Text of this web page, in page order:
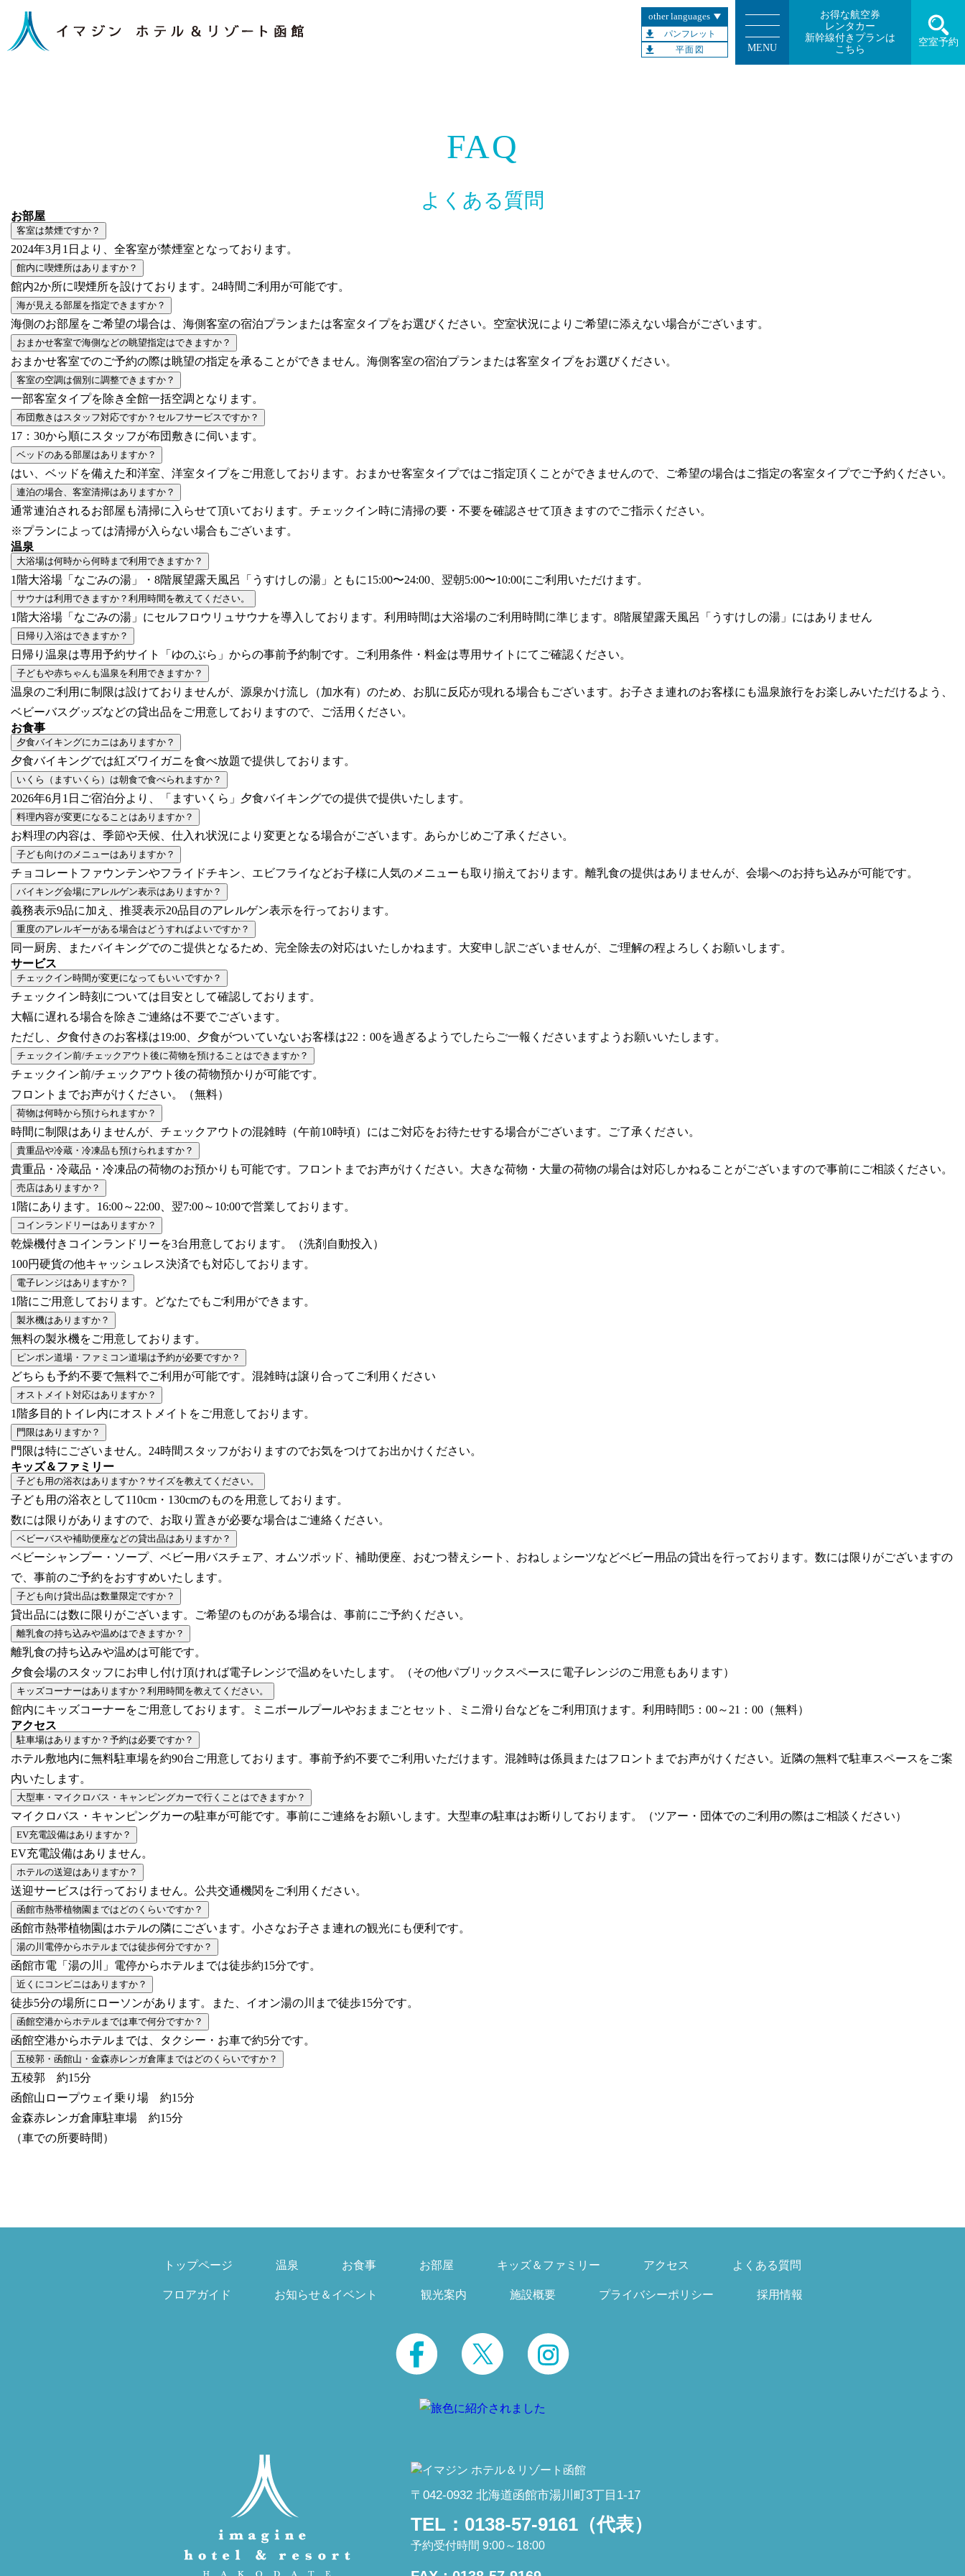
other languages
パンフレット
平面図
MENU
お得な航空券
レンタカー
新幹線付きプランは
こちら
空室予約
FAQ
よくある質問
お部屋
客室は禁煙ですか？
2024年3月1日より、全客室が禁煙室となっております。
館内に喫煙所はありますか？
館内2か所に喫煙所を設けております。24時間ご利用が可能です。
海が見える部屋を指定できますか？
海側のお部屋をご希望の場合は、海側客室の宿泊プランまたは客室タイプをお選びください。空室状況によりご希望に添えない場合がございます。
おまかせ客室で海側などの眺望指定はできますか？
おまかせ客室でのご予約の際は眺望の指定を承ることができません。海側客室の宿泊プランまたは客室タイプをお選びください。
客室の空調は個別に調整できますか？
一部客室タイプを除き全館一括空調となります。
布団敷きはスタッフ対応ですか？セルフサービスですか？
17：30から順にスタッフが布団敷きに伺います。
ベッドのある部屋はありますか？
はい、ベッドを備えた和洋室、洋室タイプをご用意しております。おまかせ客室タイプではご指定頂くことができませんので、ご希望の場合はご指定の客室タイプでご予約ください。
連泊の場合、客室清掃はありますか？
通常連泊されるお部屋も清掃に入らせて頂いております。チェックイン時に清掃の要・不要を確認させて頂きますのでご指示ください。
※プランによっては清掃が入らない場合もございます。
温泉
大浴場は何時から何時まで利用できますか？
1階大浴場「なごみの湯」・8階展望露天風呂「うすけしの湯」ともに15:00〜24:00、翌朝5:00〜10:00にご利用いただけます。
サウナは利用できますか？利用時間を教えてください。
1階大浴場「なごみの湯」にセルフロウリュサウナを導入しております。利用時間は大浴場のご利用時間に準じます。8階展望露天風呂「うすけしの湯」にはありません
日帰り入浴はできますか？
日帰り温泉は専用予約サイト「ゆのぶら」からの事前予約制です。ご利用条件・料金は専用サイトにてご確認ください。
子どもや赤ちゃんも温泉を利用できますか？
温泉のご利用に制限は設けておりませんが、源泉かけ流し（加水有）のため、お肌に反応が現れる場合もございます。お子さま連れのお客様にも温泉旅行をお楽しみいただけるよう、
ベビーバスグッズなどの貸出品をご用意しておりますので、ご活用ください。
お食事
夕食バイキングにカニはありますか？
夕食バイキングでは紅ズワイガニを食べ放題で提供しております。
いくら（ますいくら）は朝食で食べられますか？
2026年6月1日ご宿泊分より、「ますいくら」夕食バイキングでの提供で提供いたします。
料理内容が変更になることはありますか？
お料理の内容は、季節や天候、仕入れ状況により変更となる場合がございます。あらかじめご了承ください。
子ども向けのメニューはありますか？
チョコレートファウンテンやフライドチキン、エビフライなどお子様に人気のメニューも取り揃えております。離乳食の提供はありませんが、会場へのお持ち込みが可能です。
バイキング会場にアレルゲン表示はありますか？
義務表示9品に加え、推奨表示20品目のアレルゲン表示を行っております。
重度のアレルギーがある場合はどうすればよいですか？
同一厨房、またバイキングでのご提供となるため、完全除去の対応はいたしかねます。大変申し訳ございませんが、ご理解の程よろしくお願いします。
サービス
チェックイン時間が変更になってもいいですか？
チェックイン時刻については目安として確認しております。
大幅に遅れる場合を除きご連絡は不要でございます。
ただし、夕食付きのお客様は19:00、夕食がついていないお客様は22：00を過ぎるようでしたらご一報くださいますようお願いいたします。
チェックイン前/チェックアウト後に荷物を預けることはできますか？
チェックイン前/チェックアウト後の荷物預かりが可能です。
フロントまでお声がけください。（無料）
荷物は何時から預けられますか？
時間に制限はありませんが、チェックアウトの混雑時（午前10時頃）にはご対応をお待たせする場合がございます。ご了承ください。
貴重品や冷蔵・冷凍品も預けられますか？
貴重品・冷蔵品・冷凍品の荷物のお預かりも可能です。フロントまでお声がけください。大きな荷物・大量の荷物の場合は対応しかねることがございますので事前にご相談ください。
売店はありますか？
1階にあります。16:00～22:00、翌7:00～10:00で営業しております。
コインランドリーはありますか？
乾燥機付きコインランドリーを3台用意しております。（洗剤自動投入）
100円硬貨の他キャッシュレス決済でも対応しております。
電子レンジはありますか？
1階にご用意しております。どなたでもご利用ができます。
製氷機はありますか？
無料の製氷機をご用意しております。
ピンポン道場・ファミコン道場は予約が必要ですか？
どちらも予約不要で無料でご利用が可能です。混雑時は譲り合ってご利用ください
オストメイト対応はありますか？
1階多目的トイレ内にオストメイトをご用意しております。
門限はありますか？
門限は特にございません。24時間スタッフがおりますのでお気をつけてお出かけください。
キッズ＆ファミリー
子ども用の浴衣はありますか？サイズを教えてください。
子ども用の浴衣として110cm・130cmのものを用意しております。
数には限りがありますので、お取り置きが必要な場合はご連絡ください。
ベビーバスや補助便座などの貸出品はありますか？
ベビーシャンプー・ソープ、ベビー用バスチェア、オムツポッド、補助便座、おむつ替えシート、おねしょシーツなどベビー用品の貸出を行っております。数には限りがございますの
で、事前のご予約をおすすめいたします。
子ども向け貸出品は数量限定ですか？
貸出品には数に限りがございます。ご希望のものがある場合は、事前にご予約ください。
離乳食の持ち込みや温めはできますか？
離乳食の持ち込みや温めは可能です。
夕食会場のスタッフにお申し付け頂ければ電子レンジで温めをいたします。（その他パブリックスペースに電子レンジのご用意もあります）
キッズコーナーはありますか？利用時間を教えてください。
館内にキッズコーナーをご用意しております。ミニボールプールやおままごとセット、ミニ滑り台などをご利用頂けます。利用時間5：00～21：00（無料）
アクセス
駐車場はありますか？予約は必要ですか？
ホテル敷地内に無料駐車場を約90台ご用意しております。事前予約不要でご利用いただけます。混雑時は係員またはフロントまでお声がけください。近隣の無料で駐車スペースをご案
内いたします。
大型車・マイクロバス・キャンピングカーで行くことはできますか？
マイクロバス・キャンピングカーの駐車が可能です。事前にご連絡をお願いします。大型車の駐車はお断りしております。（ツアー・団体でのご利用の際はご相談ください）
EV充電設備はありますか？
EV充電設備はありません。
ホテルの送迎はありますか？
送迎サービスは行っておりません。公共交通機関をご利用ください。
函館市熱帯植物園まではどのくらいですか？
函館市熱帯植物園はホテルの隣にございます。小さなお子さま連れの観光にも便利です。
湯の川電停からホテルまでは徒歩何分ですか？
函館市電「湯の川」電停からホテルまでは徒歩約15分です。
近くにコンビニはありますか？
徒歩5分の場所にローソンがあります。また、イオン湯の川まで徒歩15分です。
函館空港からホテルまでは車で何分ですか？
函館空港からホテルまでは、タクシー・お車で約5分です。
五稜郭・函館山・金森赤レンガ倉庫まではどのくらいですか？
五稜郭 約15分
函館山ロープウェイ乗り場 約15分
金森赤レンガ倉庫駐車場 約15分
（車での所要時間）
トップページ 温泉 お食事 お部屋 キッズ＆ファミリー アクセス よくある質問
フロアガイド お知らせ＆イベント 観光案内 施設概要 プライバシーポリシー 採用情報
〒042-0932 北海道函館市湯川町3丁目1-17
TEL： 0138-57-9161 （代表）
予約受付時間 9:00～18:00